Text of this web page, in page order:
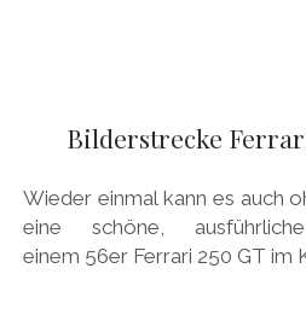
Bilderstrecke
Wieder einmal kann es auch
eine schöne,
einem 56er Ferrari 250 GT im